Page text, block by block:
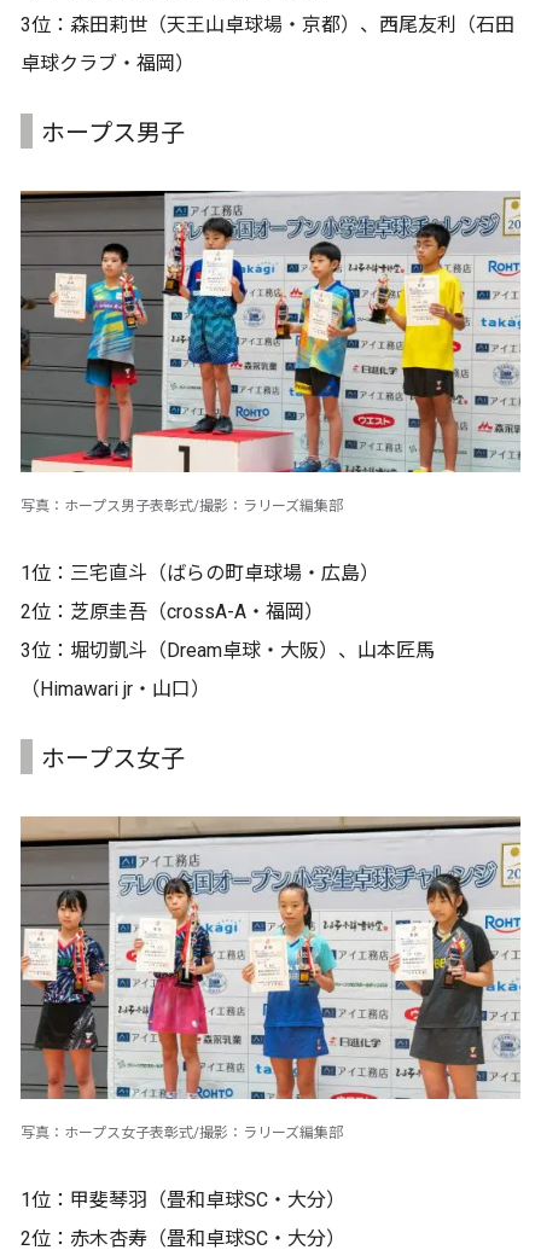
3位：森田莉世（天王山卓球場・京都）、西尾友利（石田
卓球クラブ・福岡）
ホープス男子
写真：ホープス男子表彰式/撮影：ラリーズ編集部
1位：三宅直斗（ばらの町卓球場・広島）
2位：芝原圭吾（crossA-A・福岡）
3位：堀切凱斗（Dream卓球・大阪）、山本匠馬
（Himawari jr・山口）
ホープス女子
写真：ホープス女子表彰式/撮影：ラリーズ編集部
1位：甲斐琴羽（畳和卓球SC・大分）
2位：赤木杏寿（畳和卓球SC・大分）